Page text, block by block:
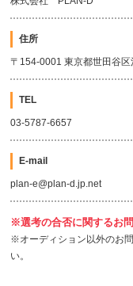
住所
〒154-0001 東京都世田谷
TEL
03-5787-6657
E-mail
plan-e@plan-d.jp.net
※選考の合否に関するお
※オーディション以外のお
い。